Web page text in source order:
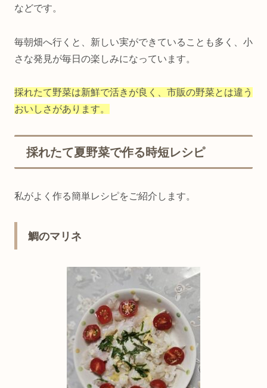
などです。
毎朝畑へ行くと、新しい実ができていることも多く、小
さな発見が毎日の楽しみになっています。
採れたて野菜は新鮮で活きが良く、市販の野菜とは違う
おいしさがあります。
採れたて夏野菜で作る時短レシピ
私がよく作る簡単レシピをご紹介します。
鯛のマリネ